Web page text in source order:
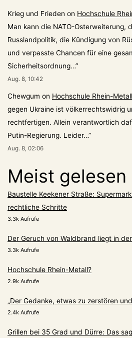
Krieg und Frieden on Hochschule
Man kann die NATO-Osterweiterung,
Russlandpolitik, die Kündigung von
und verpasste Chancen für eine
Sicherheitsordnung…”
Aug. 8, 10:42
Chewgum on Hochschule Rhein-
gegen Ukraine ist völkerrechtswidrig
rechtfertigen. Allein verantwortlich
Putin-Regierung. Leider…”
Aug. 8, 02:06
Meist gelesen
Baustelle Keekener Straße:
rechtliche Schritte
3.3k Aufrufe
Der Geruch von Waldbrand liegt in
3.3k Aufrufe
Hochschule Rhein-Metall?
2.9k Aufrufe
„Der Gedanke, etwas zu zerstören
2.4k Aufrufe
Grillen bei 35 Grad und Dürre: Das